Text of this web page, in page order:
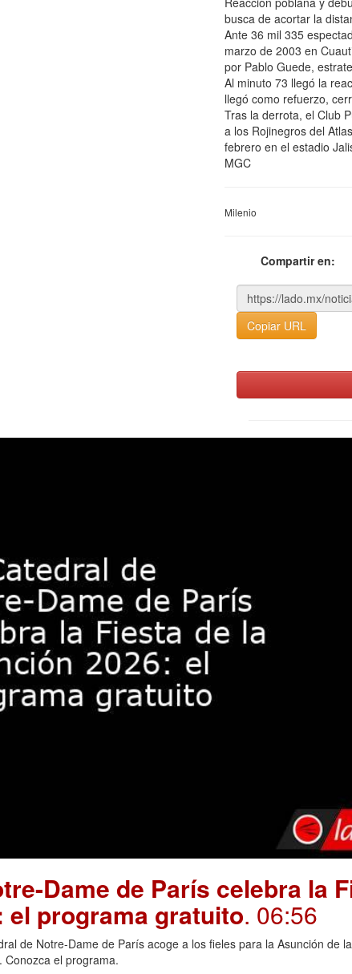
busca de acortar la
Ante 36 mil 335
marzo de 2003 en
por Pablo Guede,
Al minuto 73 llegó la
llegó como refuerzo,
Tras la derrota, el Club
a los Rojinegros del
febrero en el estadio
MGC
Milenio
Compartir en:
Copiar URL
Dame de París celebra la
el programa gratuito. 06:56
de Notre-Dame de París acoge a los fieles para la Asunción de
Conozca el programa.